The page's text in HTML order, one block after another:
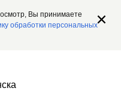
Вы принимаете
обработки персональных